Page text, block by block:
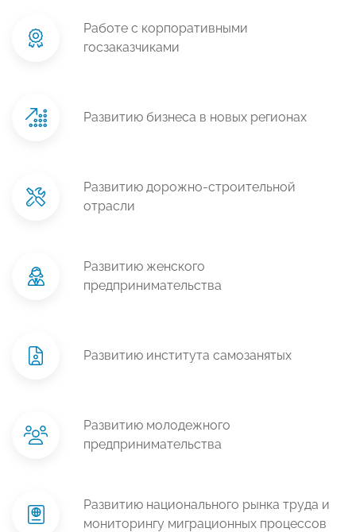
Работе с корпоративными
госзаказчиками
Развитию бизнеса в новых регионах
Развитию дорожно-строительной
отрасли
Развитию женского
предпринимательства
Развитию института самозанятых
Развитию молодежного
предпринимательства
Развитию национального рынка труда и
мониторингу миграционных процессов